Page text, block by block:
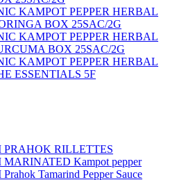
KAMPOT PEPPER HERBAL
BOX 25SAC/2G
KAMPOT PEPPER HERBAL
BOX 25SAC/2G
KAMPOT PEPPER HERBAL
ESSENTIALS 5F
PRAHOK RILLETTES
Kampot pepper
Tamarind Pepper Sauce